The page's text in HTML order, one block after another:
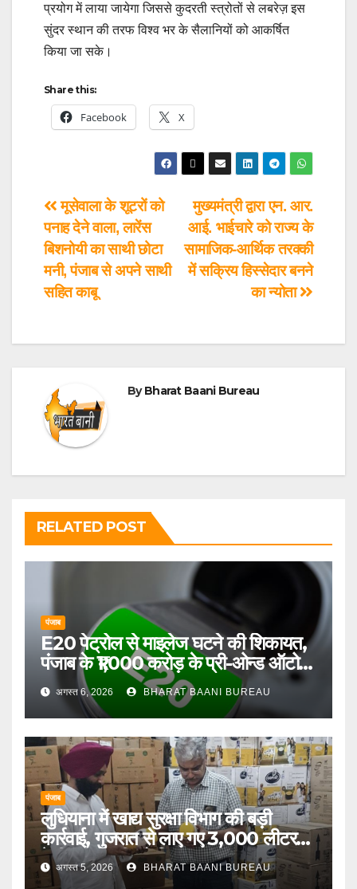
प्रयोग में लाया जायेगा जिससे कुदरती स्त्रोतों से लबरेज़ इस
सुंदर स्थान की तरफ विश्व भर के सैलानियों को आकर्षित
किया जा सके।
Share this:
Facebook X
मुख्यमंत्री द्वारा एन. आर.
आई. भाईचारे को राज्य के
सामाजिक-आर्थिक तरक्की
में सक्रिय हिस्सेदार बनने
का न्योता
मूसेवाला के शूटरों को
पनाह देने वाला, लारेंस
बिशनोयी का साथी छोटा
मनी, पंजाब से अपने साथी
सहित काबू
ByBharat Baani Bureau
RELATED POST
पंजाब
E20 पेट्रोल से माइलेज घटने की शिकायत,
पंजाब के ₹1,000 करोड़ के प्री-ओन्ड ऑटो
बाजार पर बढ़ा दबाव
अगस्त 6, 2026 BHARAT BAANI BUREAU
पंजाब
लुधियाना में खाद्य सुरक्षा विभाग की बड़ी
कार्रवाई, गुजरात से लाए गए 3,000 लीटर
देसी गाय के घी को किया जब्त
अगस्त 5, 2026 BHARAT BAANI BUREAU